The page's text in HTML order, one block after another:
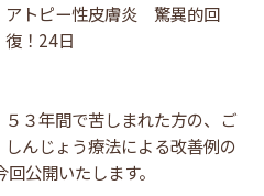
アトピー性皮膚炎 驚異的回
復！24日
５３年間で苦しまれた方の、ご
しんじょう療法による改善例の
公開いたします。